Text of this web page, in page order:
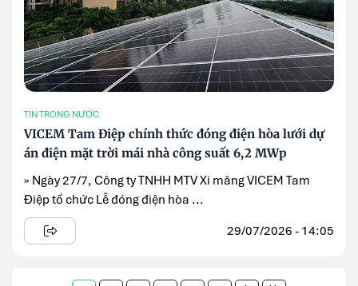
TIN TRONG NƯỚC
VICEM Tam Điệp chính thức đóng điện hòa lưới dự
án điện mặt trời mái nhà công suất 6,2 MWp
» Ngày 27/7, Công ty TNHH MTV Xi măng VICEM Tam
Điệp tổ chức Lễ đóng điện hòa ...
29/07/2026 - 14:05